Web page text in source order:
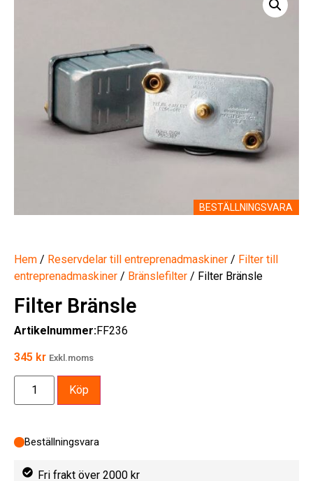
BESTÄLLNINGSVARA
Hem / Reservdelar till entreprenadmaskiner / Filter till
entreprenadmaskiner / Bränslefilter / Filter Bränsle
Filter Bränsle
Artikelnummer:FF236
345 kr Exkl.moms
Beställningsvara
Köp
Fri frakt över 2000 kr